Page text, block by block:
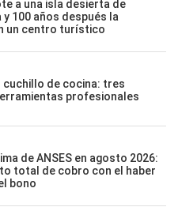
a una isla desierta de
y 100 años después la
un centro turístico
cuchillo de cocina: tres
profesionales
de ANSES en agosto 2026:
total de cobro con el haber
bono